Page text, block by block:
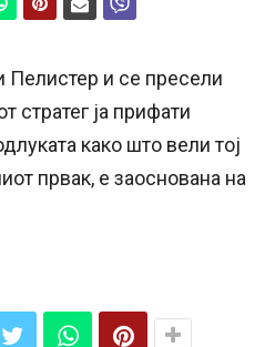
Пелистер и се пресели
стратег ја прифати
како што вели тој
првак, е заоснована на